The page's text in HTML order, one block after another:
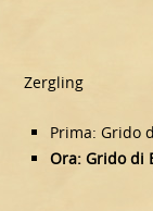
Zergling
Prima: Grido
Ora: Grido di